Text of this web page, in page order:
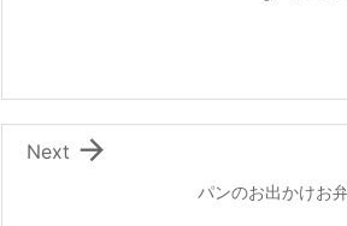
o
k
a
パンのお出かけお

Next